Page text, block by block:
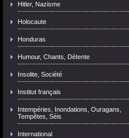
Hitler, Nazisme
Holocaute
Honduras
Humour, Chants, Détente
Insolite, Société
Institut français
Intempéries, Inondations, Ouragans,
Tempêtes, Séis
International